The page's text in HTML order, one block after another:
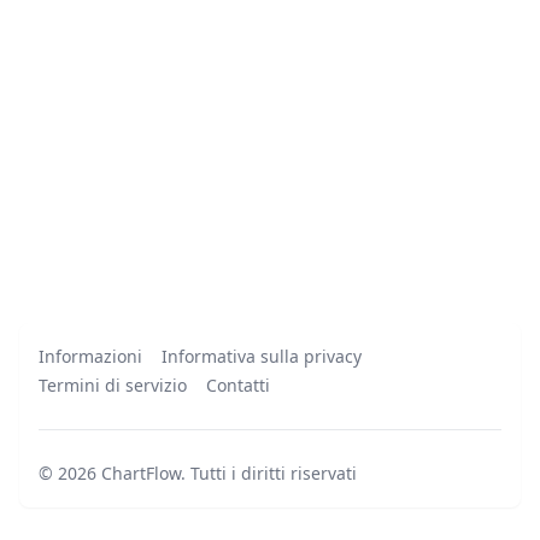
Informazioni
Informativa sulla privacy
Termini di servizio
Contatti
© 2026 ChartFlow. Tutti i diritti riservati